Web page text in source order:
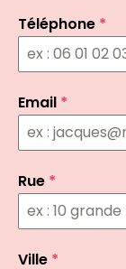
Téléphone *
Email *
Rue *
Ville *